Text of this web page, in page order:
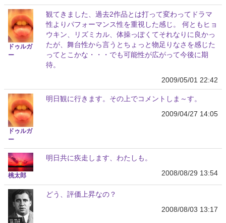
ドゥルガ
ー
観てきました、過去2作品とは打って変わってドラマ
性よりパフォーマンス性を重視した感じ。 何ともヒョ
ウキン、リズミカル、体操っぽくてそれなりに良かっ
たが、舞台性から言うとちょっと物足りなさを感じた
ってとこかな・・・でも可能性が広がって今後に期
待。
2009/05/01 22:42
ドゥルガ
ー
明日観に行きます。その上でコメントしま～す。
2009/04/27 14:05
桃太郎
明日共に疾走します、わたしも。
2008/08/29 13:54
どう、評価上昇なの？
2008/08/03 13:17